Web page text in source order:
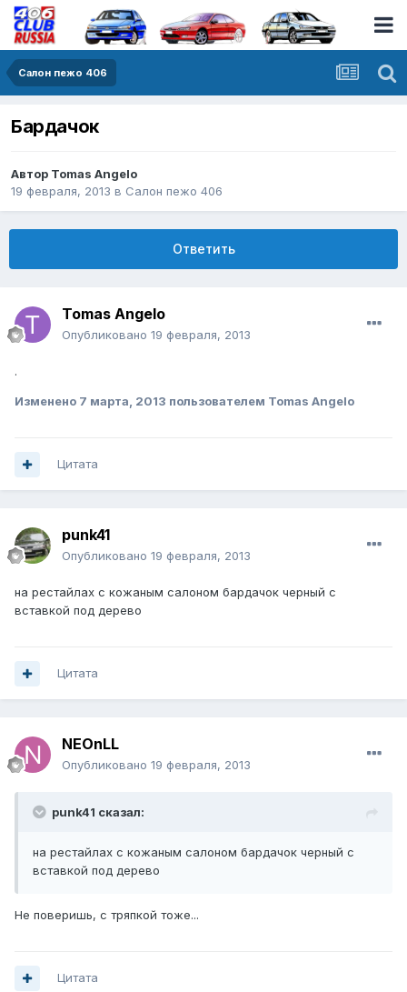
Салон пежо 406
Бардачок
Автор Tomas Angelo
19 февраля, 2013 в Салон пежо 406
Ответить
Tomas Angelo
Опубликовано 19 февраля, 2013
.
Изменено 7 марта, 2013 пользователем Tomas Angelo
Цитата
punk41
Опубликовано 19 февраля, 2013
на рестайлах с кожаным салоном бардачок черный с
вставкой под дерево
Цитата
NEOnLL
Опубликовано 19 февраля, 2013
punk41 сказал:
на рестайлах с кожаным салоном бардачок черный с
вставкой под дерево
Не поверишь, с тряпкой тоже...
Цитата